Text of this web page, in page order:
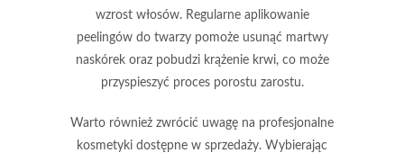
wzrost włosów. Regularne aplikowanie
peelingów do twarzy pomoże usunąć martwy
naskórek oraz pobudzi krążenie krwi, co może
przyspieszyć proces porostu zarostu.
Warto również zwrócić uwagę na profesjonalne
kosmetyki dostępne w sprzedaży. Wybierając